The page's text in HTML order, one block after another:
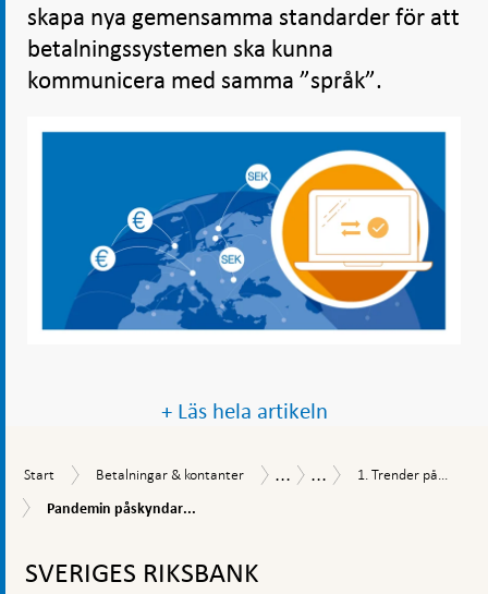
skapa nya gemensamma standarder för att
betalningssystemen ska kunna
kommunicera med samma ”språk”.
+ Läs hela artikeln
Start
Start
Betalningar
kontanter
Betalningar & kontanter Betalningsrapport
...
Betalningsrapport
...
1.1. Trender på...
Pandemin
digitala
Pandemin påskyndar...
toppnavigation
SVERIGES RIKSBANK